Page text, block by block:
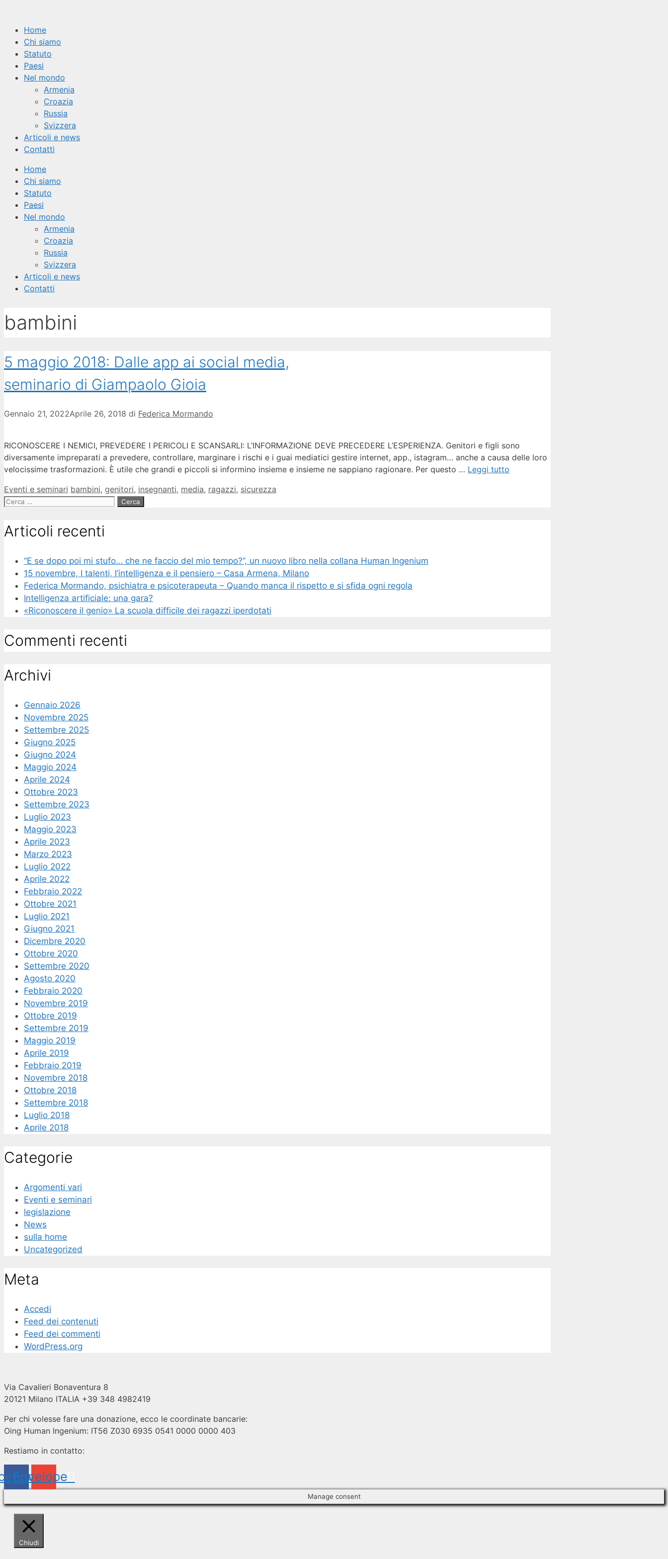
contenuto
Home
Chi siamo
Statuto
Paesi
Nel mondo
Armenia
Croazia
Russia
Svizzera
Articoli e news
Contatti
Home
Chi siamo
Statuto
Paesi
Nel mondo
Armenia
Croazia
Russia
Svizzera
Articoli e news
Contatti
bambini
5 maggio 2018: Dalle app ai social media,
seminario di Giampaolo Gioia
Gennaio 21, 2022Aprile 26, 2018 di Federica Mormando
RICONOSCERE I NEMICI, PREVEDERE I PERICOLI E SCANSARLI: L’INFORMAZIONE DEVE PRECEDERE L’ESPERIENZA. Genitori e figli sono
diversamente impreparati a prevedere, controllare, marginare i rischi e i guai mediatici gestire internet, app., istagram… anche a causa delle loro
velocissime trasformazioni. È utile che grandi e piccoli si informino insieme e insieme ne sappiano ragionare. Per questo … Leggi tutto
Categorie
Eventi e seminari Tag
bambini, genitori, insegnanti, media, ragazzi, sicurezza
Ricerca
Articoli recenti
“E se dopo poi mi stufo… che ne faccio del mio tempo?”, un nuovo libro nella collana Human Ingenium
15 novembre, I talenti, l’intelligenza e il pensiero – Casa Armena, Milano
Federica Mormando, psichiatra e psicoterapeuta – Quando manca il rispetto e si sfida ogni regola
Intelligenza artificiale: una gara?
«Riconoscere il genio» La scuola difficile dei ragazzi iperdotati
Commenti recenti
Archivi
Gennaio 2026
Novembre 2025
Settembre 2025
Giugno 2025
Giugno 2024
Maggio 2024
Aprile 2024
Ottobre 2023
Settembre 2023
Luglio 2023
Maggio 2023
Aprile 2023
Marzo 2023
Luglio 2022
Aprile 2022
Febbraio 2022
Ottobre 2021
Luglio 2021
Giugno 2021
Dicembre 2020
Ottobre 2020
Settembre 2020
Agosto 2020
Febbraio 2020
Novembre 2019
Ottobre 2019
Settembre 2019
Maggio 2019
Aprile 2019
Febbraio 2019
Novembre 2018
Ottobre 2018
Settembre 2018
Luglio 2018
Aprile 2018
Categorie
Argomenti vari
Eventi e seminari
legislazione
News
sulla home
Uncategorized
Meta
Accedi
Feed dei contenuti
Feed dei commenti
WordPress.org
Via Cavalieri Bonaventura 8
20121 Milano ITALIA +39 348 4982419
Per chi volesse fare una donazione, ecco le coordinate bancarie:
Oing Human Ingenium: IT56 Z030 6935 0541 0000 0000 403
Restiamo in contatto:
Envelope
Manage consent
Chiudi